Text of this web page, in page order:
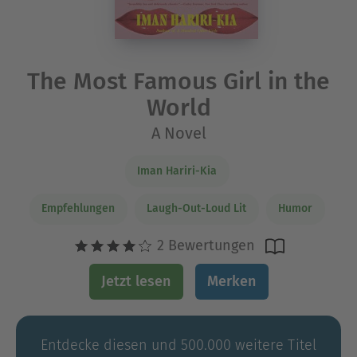
The Most Famous Girl in the
World
A Novel
Iman Hariri-Kia
Empfehlungen Laugh-Out-Loud Lit Humor
2 Bewertungen
Jetzt lesen Merken
Entdecke diesen und 500.000 weitere Titel